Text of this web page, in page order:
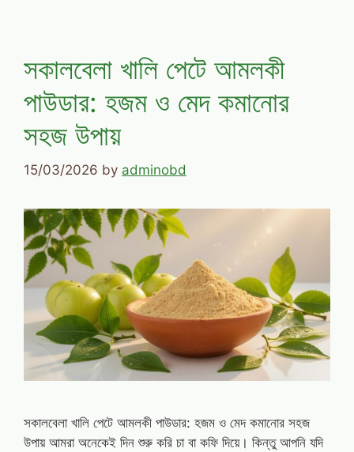
সকালবেলা খালি পেটে আমলকী
পাউডার: হজম ও মেদ কমানোর
সহজ উপায়
15/03/2026 by adminobd
সকালবেলা খালি পেটে আমলকী পাউডার: হজম ও মেদ কমানোর সহজ
উপায় আমরা অনেকেই দিন শুরু করি চা বা কফি দিয়ে। কিন্তু আপনি যদি